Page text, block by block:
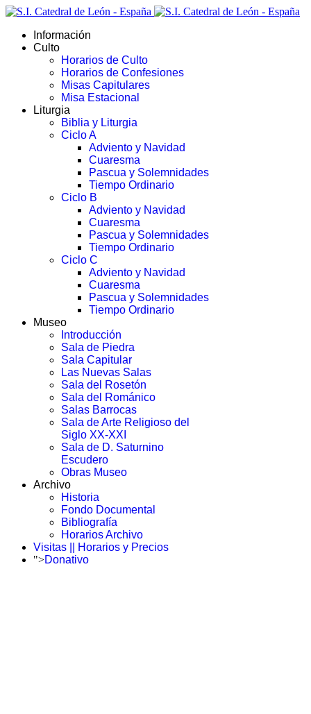
Información
Culto
Horarios de Culto
Horarios de Confesiones
Misas Capitulares
Misa Estacional
Liturgia
Biblia y Liturgia
Ciclo A
Adviento y Navidad
Cuaresma
Pascua y Solemnidades
Tiempo Ordinario
Ciclo B
Adviento y Navidad
Cuaresma
Pascua y Solemnidades
Tiempo Ordinario
Ciclo C
Adviento y Navidad
Cuaresma
Pascua y Solemnidades
Tiempo Ordinario
Museo
Introducción
Sala de Piedra
Sala Capitular
Las Nuevas Salas
Sala del Rosetón
Sala del Románico
Salas Barrocas
Sala de Arte Religioso del
Siglo XX-XXI
Sala de D. Saturnino
Escudero
Obras Museo
Archivo
Historia
Fondo Documental
Bibliografía
Horarios Archivo
Visitas || Horarios y Precios
">Donativo